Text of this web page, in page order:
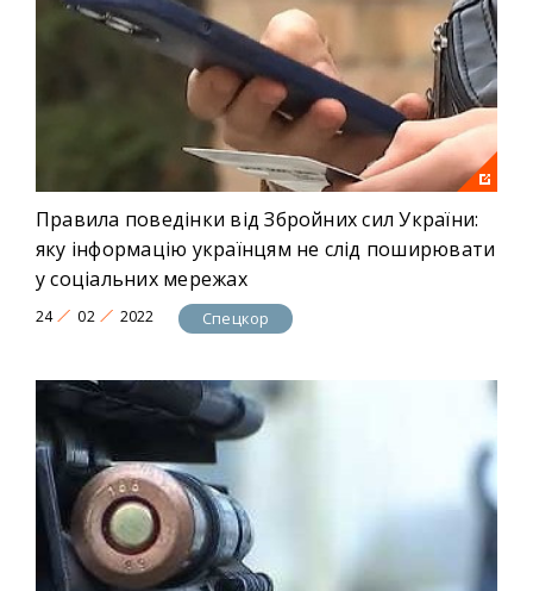
Правила поведінки від Збройних сил України:
яку інформацію українцям не слід поширювати
у соціальних мережах
24 02 2022 Спецкор